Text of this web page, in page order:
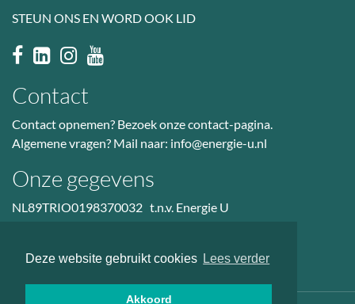
Deze website gebruikt cookies Lees verder
Akkoord
STEUN ONS EN WORD OOK LID
Contact
Contact opnemen? Bezoekonze contact-pagina.
Algemene vragen? Mail naar: info@energie-u.nl
Onze gegevens
NL89TRIO0198370032 t.n.v. Energie U